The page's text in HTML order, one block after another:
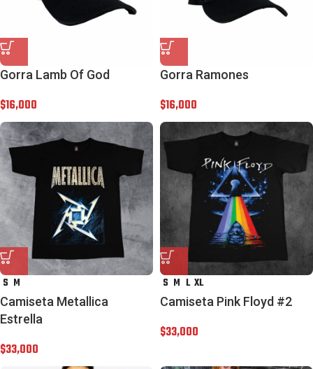
Gorra Lamb Of God
$16,000
Gorra Ramones
$16,000
S M
Camiseta Metallica
Estrella
$33,000
S M L XL
Camiseta Pink Floyd #2
$33,000